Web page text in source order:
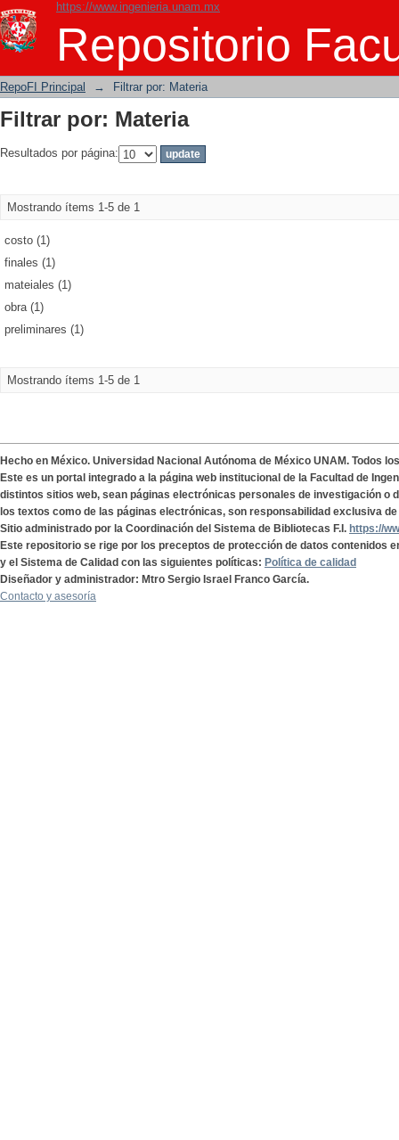
https://www.ingenieria.unam.mx
Repositorio
Filtrar por: Materia
RepoFI Principal → Filtrar por: Materia
Filtrar por: Materia
Resultados por página:
Mostrando ítems 1-5 de 1
costo (1)
finales (1)
mateiales (1)
obra (1)
preliminares (1)
Mostrando ítems 1-5 de 1
Hecho en México. Universidad Nacional Autónoma de México UNAM. Todos
Este es un portal integrado a la página web institucional de la Facultad de
distintos sitios web, sean páginas electrónicas personales de investigación o
los textos como de las páginas electrónicas, son responsabilidad exclusiva
Sitio administrado por la Coordinación del Sistema de Bibliotecas F.I. https://
Este repositorio se rige por los preceptos de protección de datos contenidos
y el Sistema de Calidad con las siguientes políticas: Política de calidad
Diseñador y administrador: Mtro Sergio Israel Franco García.
Contacto y asesoría